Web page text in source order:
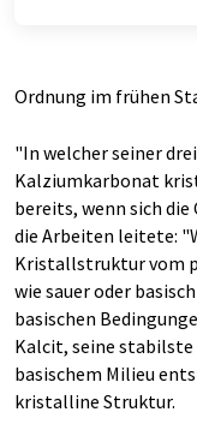
Ordnung im frühen
"In welcher seiner
Kalziumkarbonat
bereits, wenn sich
die Arbeiten leitete:
Kristallstruktur vom
wie sauer oder
basischen
Kalcit, seine
basischem Milieu
kristalline Struktur.